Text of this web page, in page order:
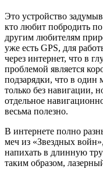
Это устройство
кто любит побродить
другим любителям
уже есть GPS, для
через интернет, что в
проблемой является
подзарядки, что в один
только без навигации,
отдельное
весьма полезно.
В интернете полно
меч из «Звездных
напихать в длинную
таким образом,